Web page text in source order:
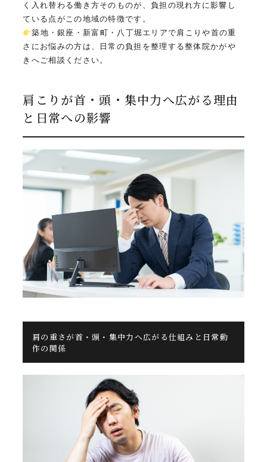
く入れ替わる働き方そのものが、負担の現れ方に影響し
ている点がこの地域の特徴です。
築地・銀座・新富町・八丁堀エリアで肩こりや首の重
さにお悩みの方は、日常の負担を整理する整体院かがや
きへご相談ください。
肩こりが首・頭・集中力へ広がる理由
と日常への影響
肩の重さが首・頭・集中力へ広がる仕組みと日常動
作の関係